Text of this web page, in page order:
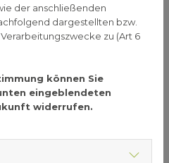
Medikamente eine
(Diuretika), Abführmittel
verliert. Dazu
Magensäureblocker, die
der anschließenden
dargestellten bzw.
zu (Art 6
können Sie
eingeblendeten
widerrufen.